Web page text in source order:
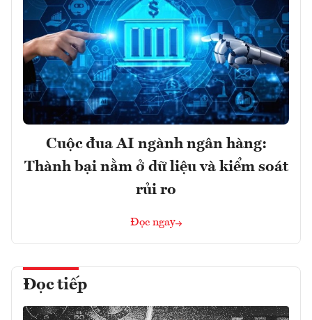
Cuộc đua AI ngành ngân hàng:
Thành bại nằm ở dữ liệu và kiểm soát
rủi ro
Đọc ngay
Đọc tiếp